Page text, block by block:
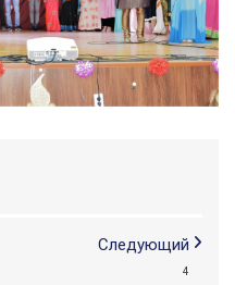
Следующий
4